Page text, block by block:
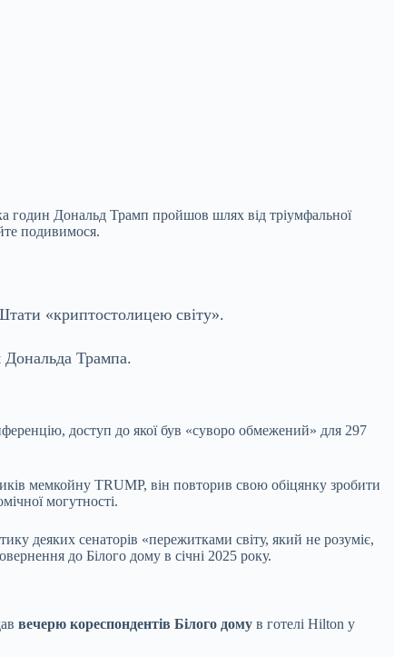
годин Дональд Трамп пройшов шлях від тріумфальної
подивимося.
«криптостолицею світу».
Дональда Трампа.
доступ до якої був «суворо обмежений» для 297
мемкойну TRUMP, він повторив свою обіцянку зробити
могутності.
деяких сенаторів «пережитками світу, який не розуміє,
до Білого дому в січні 2025 року.
вечерю кореспондентів Білого дому в готелі Hilton у